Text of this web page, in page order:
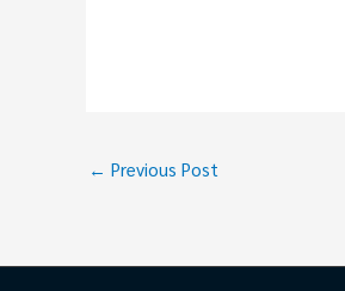
← Previous Post